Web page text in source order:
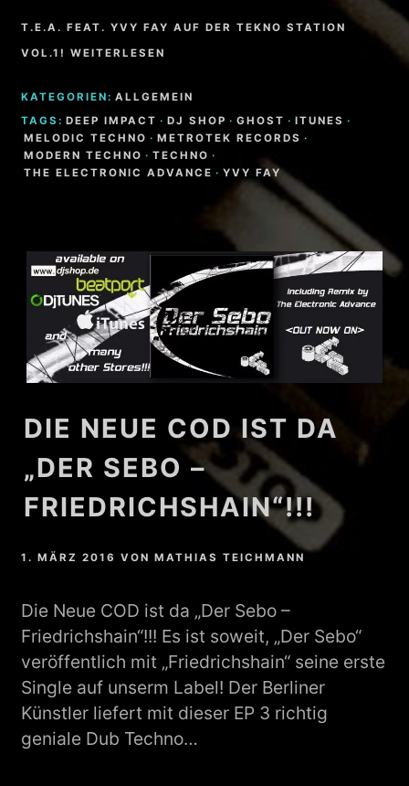
T.E.A. FEAT. YVY FAY AUF DER TEKNO STATION
VOL.1! WEITERLESEN
KATEGORIEN: ALLGEMEIN
TAGS: DEEP IMPACT · DJ SHOP · GHOST · ITUNES ·
MELODIC TECHNO · METROTEK RECORDS ·
MODERN TECHNO · TECHNO ·
THE ELECTRONIC ADVANCE · YVY FAY
DIE NEUE COD IST DA
„DER SEBO –
FRIEDRICHSHAIN“!!!
1. MÄRZ 2016 VONMATHIAS TEICHMANN
Die Neue COD ist da „Der Sebo –
Friedrichshain“!!! Es ist soweit, „Der Sebo“
veröffentlich mit „Friedrichshain“ seine erste
Single auf unserm Label! Der Berliner
Künstler liefert mit dieser EP 3 richtig
geniale Dub Techno…